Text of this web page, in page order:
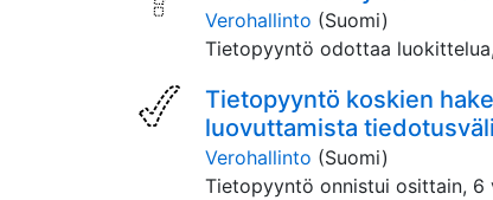
Verohallinto (Suomi)
Tietopyyntö odottaa luokittelua,
Tietopyyntö koskien
luovuttamista
Verohallinto (Suomi)
Tietopyyntö onnistui osittain, 6